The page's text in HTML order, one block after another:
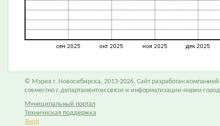
© Мэрия г. Новосибирска, 2013-2026. Сайт разработан компанией
совместно с департаментом связи и информатизации мэрии
Муниципальный портал
Техническая поддержка
Вход